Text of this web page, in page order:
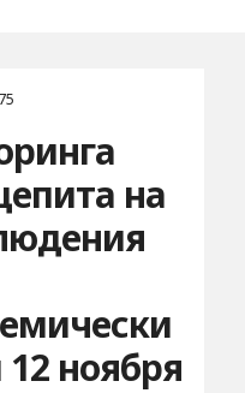
на
ноября